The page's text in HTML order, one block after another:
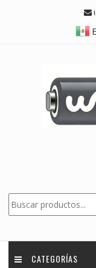
CATEGORÍAS